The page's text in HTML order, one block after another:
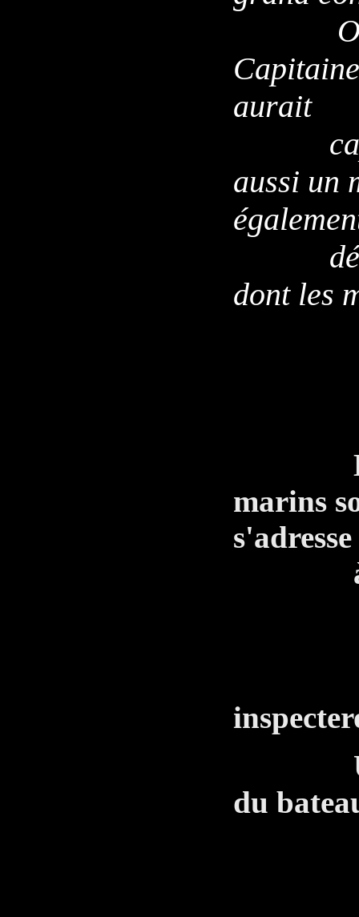
On
aurait
aussi un
dont les
Le
marins
s'adresse
à
Un
du